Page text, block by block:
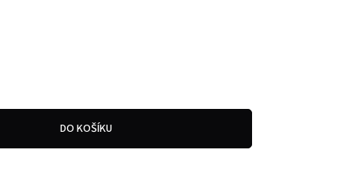
DO KOŠÍKU